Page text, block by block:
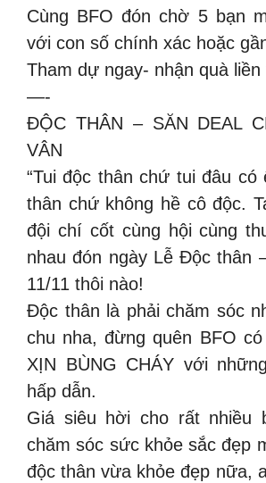
Cùng BFO đón chờ 5 bạn
với con số chính xác hoặc
Tham dự ngay- nhận quà liền
—-
ĐỘC THÂN – SĂN DEAL
VÂN
“Tui độc thân chứ tui đâu có
thân chứ không hề cô độc.
đội chí cốt cùng hội cùng
nhau đón ngày Lễ Độc thân
11/11 thôi nào!
Độc thân là phải chăm sóc
chu nha, đừng quên BFO
XỊN BÙNG CHÁY với
hấp dẫn.
Giá siêu hời cho rất nhiều
chăm sóc sức khỏe sắc đẹp
độc thân vừa khỏe đẹp nữa,